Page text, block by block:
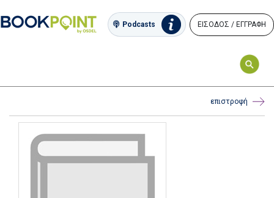
Podcasts ΕΙΣΟΔΟΣ / ΕΓΓΡΑΦΗ
επιστροφή